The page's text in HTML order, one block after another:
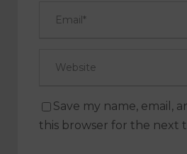
Save my name, email,
this browser for the next